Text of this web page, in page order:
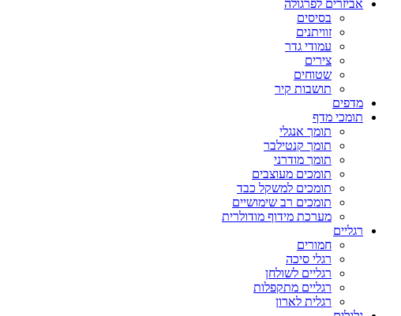
אביזרים לפרגולה
בסיסים
זוויתנים
עמודי גדר
צירים
שטוחים
תושבות קיר
מדפים
תומכי מדף
תומך אנגלי
תומך קנטילבר
תומך מודרני
תומכים מעוצבים
תומכים למשקל כבד
תומכים רב שימושיים
מערכת מידוף מודולרית
רגליים
חמורים
רגלי סיכה
רגליים לשולחן
רגליים מתקפלות
רגלית לארון